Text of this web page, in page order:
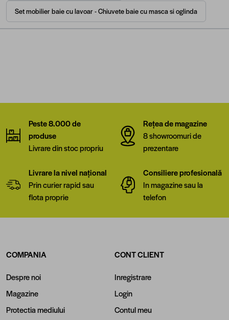
Set mobilier baie cu lavoar - Chiuvete baie cu masca si oglinda
Peste 8.000 de
produse
Livrare din stoc propriu
Rețea de magazine
8 showroomuri de
prezentare
Livrare la nivel național
Prin curier rapid sau
flota proprie
Consiliere profesională
In magazine sau la
telefon
COMPANIA
Despre noi
Magazine
Protectia mediului
CONT CLIENT
Inregistrare
Login
Contul meu